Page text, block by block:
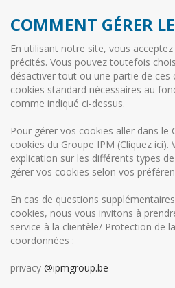
COMMENT GÉRER
En utilisant notre site, vous
précités. Vous pouvez toutefois
désactiver tout ou une partie de ces
cookies standard nécessaires au
comme indiqué ci-dessus.
Pour gérer vos cookies aller dans le
cookies du Groupe IPM (Cliquez ici).
explication sur les différents types
gérer vos cookies selon vos
En cas de questions
cookies, nous vous invitons à
service à la clientèle/ Protection de
coordonnées :
privacy @ipmgroup.be